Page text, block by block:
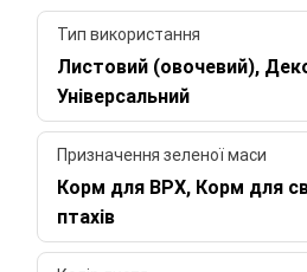
Тип використання
Листовий (овочевий),
Універсальний
Призначення зеленої маси
Корм для ВРХ, Корм для
птахів